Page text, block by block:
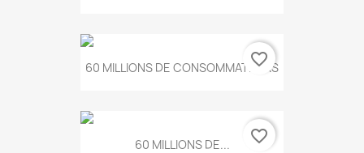
60 MILLIONS DE CONSOMMATEURS
favorite_border
60 MILLIONS DE... favorite_border